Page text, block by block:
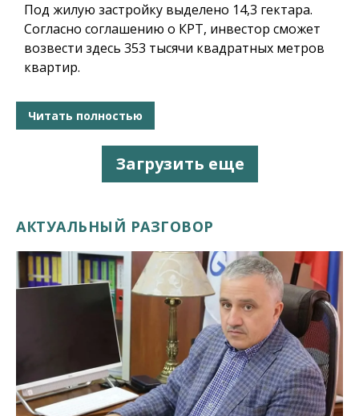
Под жилую застройку выделено 14,3 гектара.
Согласно соглашению о КРТ, инвестор сможет
возвести здесь 353 тысячи квадратных метров
квартир.
Читать полностью
Загрузить еще
АКТУАЛЬНЫЙ РАЗГОВОР